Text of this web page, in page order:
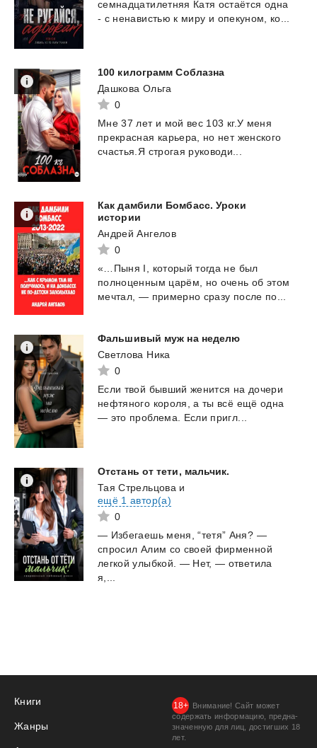
семнадцатилетняя Катя остаётся одна
- с ненавистью к миру и опекуном, ко...
100 килограмм Соблазна
Дашкова Ольга
0
Мне 37 лет и мой вес 103 кг.У меня
прекрасная карьера, но нет женского
счастья.Я строгая руководи...
Как дамбили Бомбасс. Уроки
истории
Андрей Ангелов
0
«…Пыня I, который тогда не был
полноценным царём, но очень об этом
мечтал, — примерно сразу после по...
Фальшивый муж на неделю
Светлова Ника
0
Если твой бывший женится на дочери
нефтяного короля, а ты всё ещё одна
— это проблема. Если пригл...
Отстань от тети, мальчик.
Тая Стрельцова и
ещё 1 автор(а)
0
— Избегаешь меня, “тетя” Аня? —
спросил Алим со своей фирменной
легкой улыбкой. — Нет, — ответила
я,...
Книги
Жанры
Внимание! Сайт может
содержать информацию, предна­
значенную для лиц, дости­гших 18
лет.